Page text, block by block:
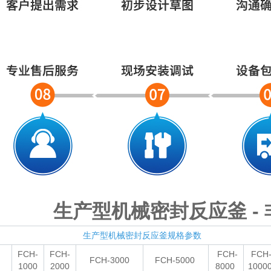
生产型机械密封反应釜 -
生产型机械密封反应釜规格参数
FCH-
1000
FCH-
2000
FCH-3000 FCH-5000
FCH-
8000
FCH-